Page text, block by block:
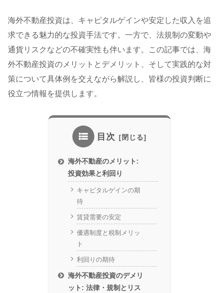
海外不動産投資は、キャピタルゲインや安定した収入を追
求できる魅力的な投資手法です。一方で、法規制の変動や
通貨リスクなどの不確実性も伴います。この記事では、海
外不動産投資のメリットとデメリット、そして実践的な対
策について具体例を交えながら解説し、皆様の投資判断に
役立つ情報を提供します。
目次
海外不動産のメリット:
投資効果と利回り
キャピタルゲインの期
待
賃貸需要の安定
優遇制度と税制メリッ
ト
利回りの期待
海外不動産投資のデメリ
ット: 法律・規制とリス